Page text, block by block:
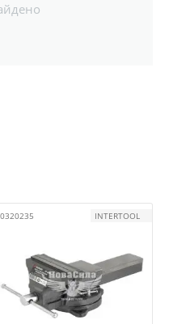
задачам, і замовляйте з
0320235 INTERTOOL